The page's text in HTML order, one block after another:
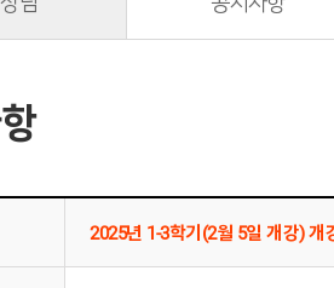
2025년 1-3학기(2월 5일 개강) 개